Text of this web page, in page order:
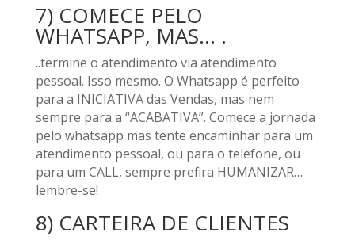
7) COMECE PELO
WHATSAPP, MAS… .
..termine o atendimento via atendimento
pessoal. Isso mesmo. O Whatsapp é perfeito
para a INICIATIVA das Vendas, mas nem
sempre para a “ACABATIVA”. Comece a jornada
pelo whatsapp mas tente encaminhar para um
atendimento pessoal, ou para o telefone, ou
para um CALL, sempre prefira HUMANIZAR…
lembre-se!
8) CARTEIRA DE CLIENTES